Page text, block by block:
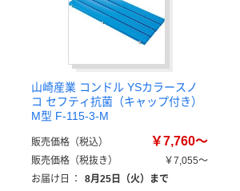
山崎産業 コンドル YSカラースノ
コ セフティ抗菌（キャップ付き）
M型 F-115-3-M
販売価格（税込） ￥7,760～
販売価格（税抜き）
￥7,055～
お届け日
： 8月25日（火）まで